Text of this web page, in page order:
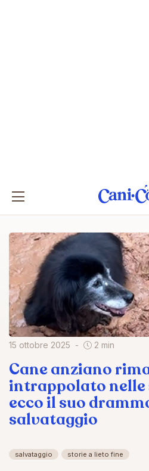
15 ottobre 2025 2 min
Cane anziano
intrappolato nelle
ecco il suo
salvataggio
salvataggio storie a lieto fine